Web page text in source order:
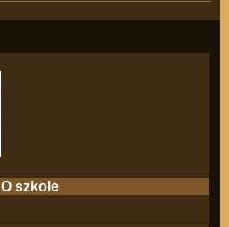
O szkole